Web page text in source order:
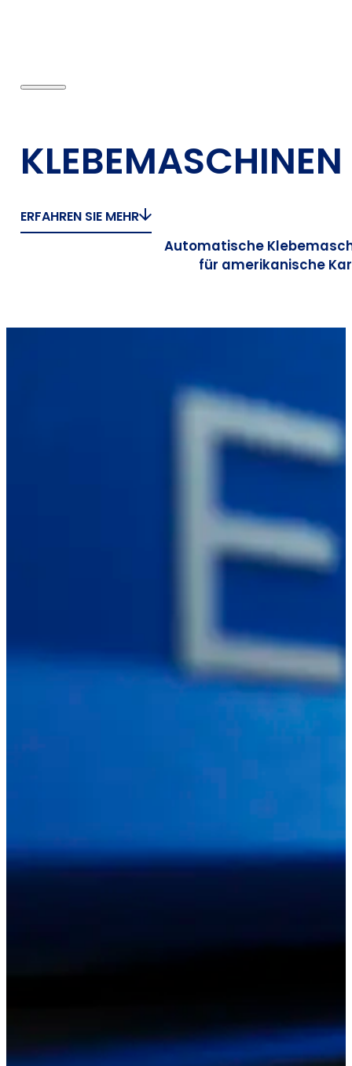
KLEBEMASCHINEN
ERFAHREN SIE MEHR
Automatische
für amerikanische